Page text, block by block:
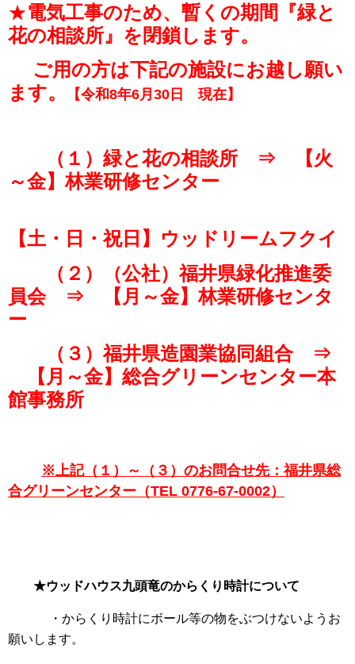
★電気工事のため、暫くの期間『緑と
花の相談所』を閉鎖します。
ご用の方は下記の施設にお越し願い
ます。
【令和8年6月30日 現在】
（１）緑と花の相談所 ⇒ 【火
～金】林業研修センター
【土・日・祝日】ウッドリームフクイ
（２）（公社）福井県緑化推進委
員会 ⇒ 【月～金】林業研修センタ
ー
（３）福井県造園業協同組合 ⇒
【月～金】総合グリーンセンター本
館事務所
※上記（１）～（３）のお問合せ先：福井県総
合グリーンセンター（TEL 0776-67-0002）
★ウッドハウス九頭竜のからくり時計について
・からくり時計にボール等の物をぶつけないようお
願いします。